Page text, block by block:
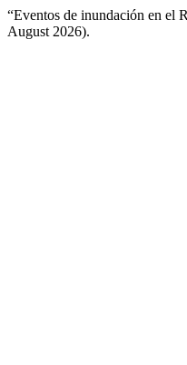
“Eventos de inundación en el
August 2026).